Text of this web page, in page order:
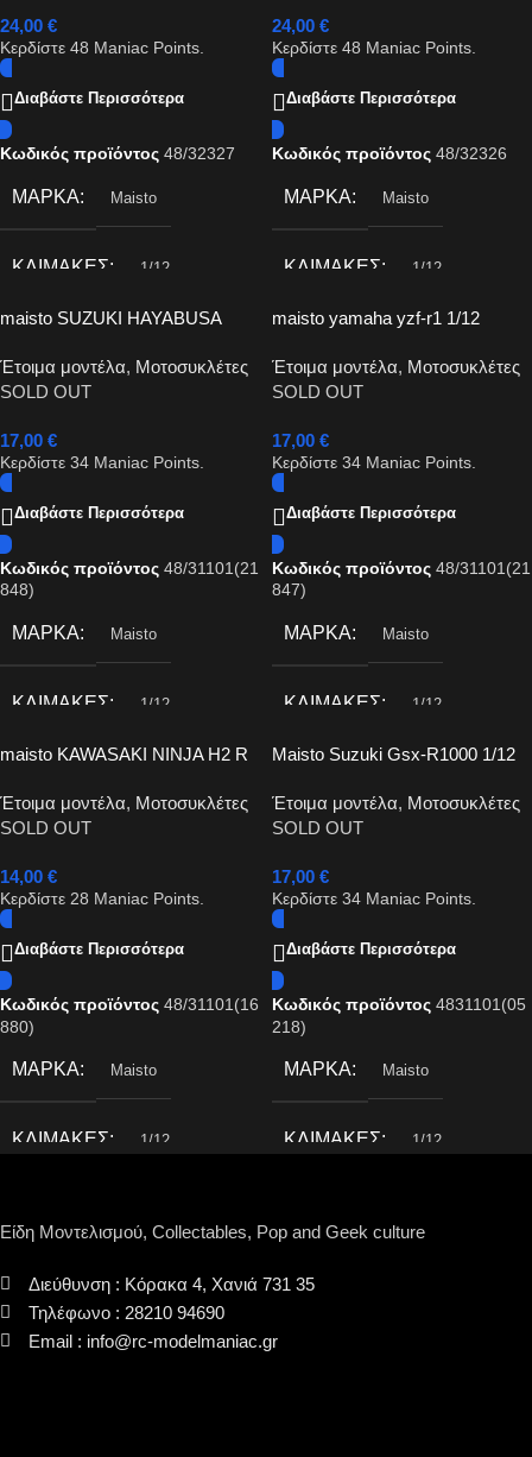
24,00 €
Κερδίστε 48 Maniac Points.
Διαβάστε Περισσότερα
Κωδικός προϊόντος 48/32327
ΜΆΡΚΑ Maisto
ΚΛΊΜΑΚΕΣ 1/12
24,00 €
Κερδίστε 48 Maniac Points.
Διαβάστε Περισσότερα
Κωδικός προϊόντος 48/32326
ΜΆΡΚΑ Maisto
ΚΛΊΜΑΚΕΣ 1/12
maisto SUZUKI HAYABUSA
Έτοιμα μοντέλα, Μοτοσυκλέτες
SOLD OUT
17,00 €
Κερδίστε 34 Maniac Points.
Διαβάστε Περισσότερα
Κωδικός προϊόντος 48/31101(21
848)
ΜΆΡΚΑ Maisto
ΚΛΊΜΑΚΕΣ 1/12
maisto yamaha yzf-r1 1/12
Έτοιμα μοντέλα, Μοτοσυκλέτες
SOLD OUT
17,00 €
Κερδίστε 34 Maniac Points.
Διαβάστε Περισσότερα
Κωδικός προϊόντος 48/31101(21
847)
ΜΆΡΚΑ Maisto
ΚΛΊΜΑΚΕΣ 1/12
maisto KAWASAKI NINJA H2 R
Έτοιμα μοντέλα, Μοτοσυκλέτες
SOLD OUT
14,00 €
Κερδίστε 28 Maniac Points.
Διαβάστε Περισσότερα
Κωδικός προϊόντος 48/31101(16
880)
ΜΆΡΚΑ Maisto
ΚΛΊΜΑΚΕΣ 1/12
Maisto Suzuki Gsx-R1000 1/12
Έτοιμα μοντέλα, Μοτοσυκλέτες
SOLD OUT
17,00 €
Κερδίστε 34 Maniac Points.
Διαβάστε Περισσότερα
Κωδικός προϊόντος 4831101(05
218)
ΜΆΡΚΑ Maisto
ΚΛΊΜΑΚΕΣ 1/12
Είδη Μοντελισμού, Collectables, Pop and Geek culture
Διεύθυνση : Κόρακα 4, Χανιά 731 35
Τηλέφωνο : 28210 94690
Email : info@rc-modelmaniac.gr